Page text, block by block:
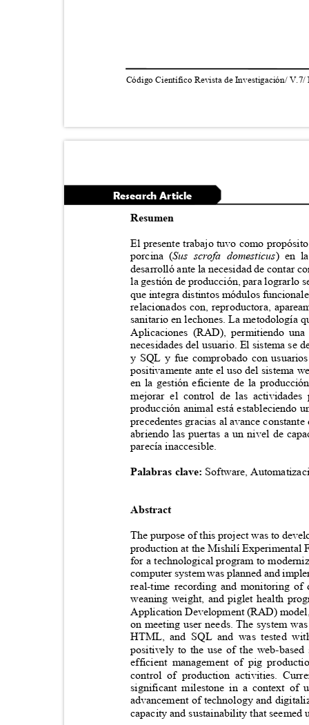
Código Científico Revista de Investigación/
Research Article
Resumen
El presente trabajo tuvo como
porcina (Sus scrofa domesticus) en
desarrolló ante la necesidad de contar
la gestión de producción, para lograrlo
que integra distintos módulos
relacionados con, reproductora,
sanitario en lechones. La metodología
Aplicaciones (RAD), permitiendo
necesidades del usuario. El sistema
y SQL y fue comprobado con
positivamente ante el uso del sistema
en la gestión eficiente de la
mejorar el control de las
producción animal está estableciendo
precedentes gracias al avance
abriendo las puertas a un nivel de
parecía inaccesible.
Palabras clave: Software,
Abstract
The purpose of this project was to
production at the Mishilí Experimental
for a technological program to
computer system was planned and
real-time recording and monitoring
weaning weight, and piglet health
Application Development (RAD)
on meeting user needs. The system
HTML, and SQL and was tested
positively to the use of the web-
efficient management of pig
control of production activities.
significant milestone in a context of
advancement of technology and
capacity and sustainability that